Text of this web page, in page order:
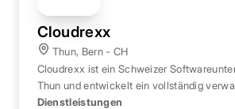
Cloudrexx
Thun, Bern - CH
Cloudrexx ist ein Schweizer
Thun und entwickelt ein vollständig
CMS für Webentwickler und Agenturen.
Dienstleistungen